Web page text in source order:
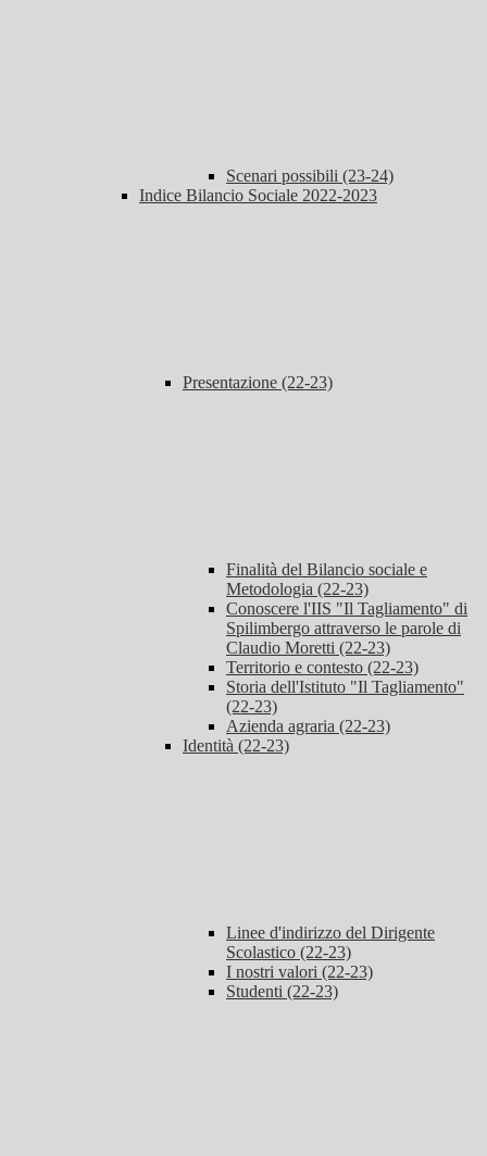
Scenari possibili (23-24)
Indice Bilancio Sociale 2022-2023
Presentazione (22-23)
Finalità del Bilancio sociale e
Metodologia (22-23)
Conoscere l'IIS "Il Tagliamento" di
Spilimbergo attraverso le parole di
Claudio Moretti (22-23)
Territorio e contesto (22-23)
Storia dell'Istituto "Il Tagliamento"
(22-23)
Azienda agraria (22-23)
Identità (22-23)
Linee d'indirizzo del Dirigente
Scolastico (22-23)
I nostri valori (22-23)
Studenti (22-23)